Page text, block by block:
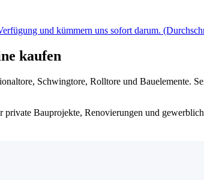
und kümmern uns sofort darum.
kaufen
Schwingtore, Rolltore und Bauelemente.
Bauprojekte, Renovierungen und